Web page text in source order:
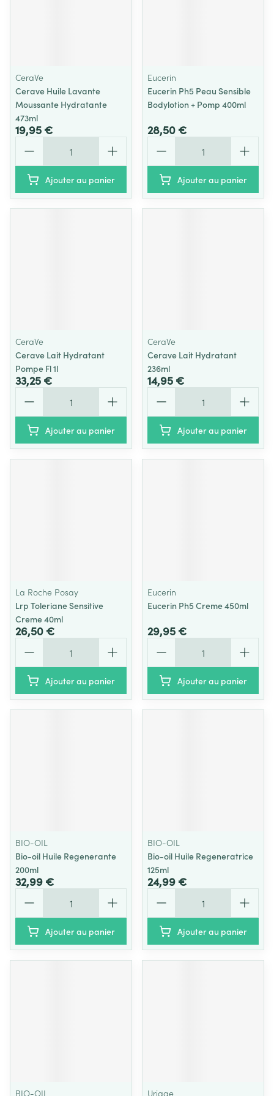
CeraVe
Cerave Huile Lavante
Moussante Hydratante
473ml
19,95 €
Ajouter au panier
Eucerin
Eucerin Ph5 Peau Sensible
Bodylotion + Pomp 400ml
28,50 €
Ajouter au panier
CeraVe
Cerave Lait Hydratant
Pompe Fl 1l
33,25 €
Ajouter au panier
CeraVe
Cerave Lait Hydratant
236ml
14,95 €
Ajouter au panier
La Roche Posay
Lrp Toleriane Sensitive
Creme 40ml
26,50 €
Ajouter au panier
Eucerin
Eucerin Ph5 Creme 450ml
29,95 €
Ajouter au panier
BIO-OIL
Bio-oil Huile Regenerante
200ml
32,99 €
Ajouter au panier
BIO-OIL
Bio-oil Huile Regeneratrice
125ml
24,99 €
Ajouter au panier
BIO-OIL Uriage